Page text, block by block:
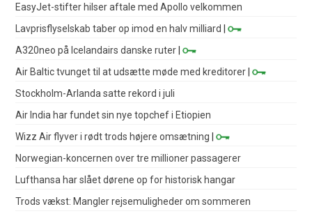
EasyJet-stifter hilser aftale med Apollo velkommen
Lavprisflyselskab taber op imod en halv milliard
|
A320neo på Icelandairs danske ruter |
Air Baltic tvunget til at udsætte møde med kreditorer |
Stockholm-Arlanda satte rekord i juli
Air India har fundet sin nye topchef i Etiopien
Wizz Air flyver i rødt trods højere omsætning |
Norwegian-koncernen over tre millioner passagerer
Lufthansa har slået dørene op for historisk hangar
Trods vækst: Mangler rejsemuligheder om sommeren